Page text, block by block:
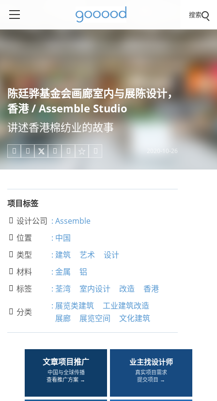
搜索
陈廷骅基金会画廊室内与展陈设计，
香港 / Assemble Studio
讲述香港棉纺业的故事
     2020-10-26
项目标签
 设计公司 : Assemble
 位置 : 中国
 类型 : 建筑 艺术 设计
 材料 : 金属 铝
 标签 : 荃湾 室内设计 改造 香港
 分类
: 展览类建筑
工业建筑改造
展廊
展览空间 文化建筑
文章项目推广
中国与全球传播
查看推广方案 →
业主找设计师
真实项目需求
提交项目 →